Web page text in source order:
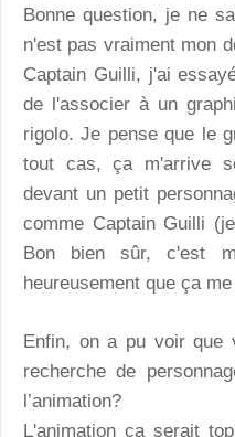
Bonne question, je ne
n'est pas vraiment mon
Captain Guilli, j'ai
de l'associer à un
rigolo. Je pense que le
tout cas, ça m'arrive
devant un petit
comme Captain Guilli
Bon bien sûr, c'est
heureusement que ça
Enfin, on a pu voir que
recherche de
l’animation?
L'animation ça serait